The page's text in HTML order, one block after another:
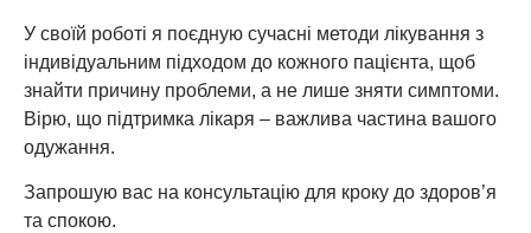
У своїй роботі я поєдную сучасні методи лікування з
індивідуальним підходом до кожного пацієнта, щоб
знайти причину проблеми, а не лише зняти симптоми.
Вірю, що підтримка лікаря – важлива частина вашого
одужання.
Запрошую вас на консультацію для кроку до здоров’я
та спокою.